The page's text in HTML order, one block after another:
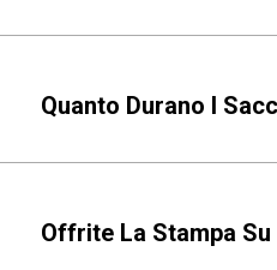
Quanto Durano I
Offrite La Stampa